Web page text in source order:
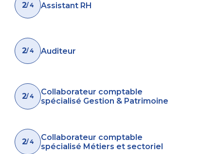
2/ 4 Assistant RH
2/ 4 Auditeur
2/ 4
Collaborateur comptable
spécialisé Gestion & Patrimoine
2/ 4
Collaborateur comptable
spécialisé Métiers et sectoriel